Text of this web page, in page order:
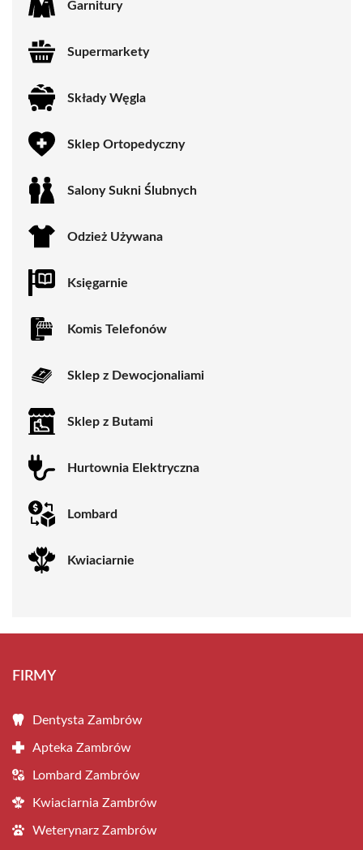
Garnitury
Supermarkety
Składy Węgla
Sklep Ortopedyczny
Salony Sukni Ślubnych
Odzież Używana
Księgarnie
Komis Telefonów
Sklep z Dewocjonaliami
Sklep z Butami
Hurtownia Elektryczna
Lombard
Kwiaciarnie
FIRMY
Dentysta Zambrów
Apteka Zambrów
Lombard Zambrów
Kwiaciarnia Zambrów
Weterynarz Zambrów